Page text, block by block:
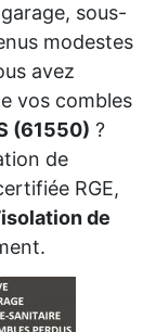
sous-
modestes
avez
vos combles
(61550) ?
de
RGE,
isolation de